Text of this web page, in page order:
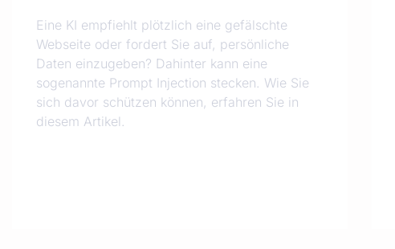
Eine KI empfiehlt plötzlich eine gefälschte
Webseite oder fordert Sie auf, persönliche
Daten einzugeben? Dahinter kann eine
sogenannte Prompt Injection stecken. Wie Sie
sich davor schützen können, erfahren Sie in
diesem Artikel.